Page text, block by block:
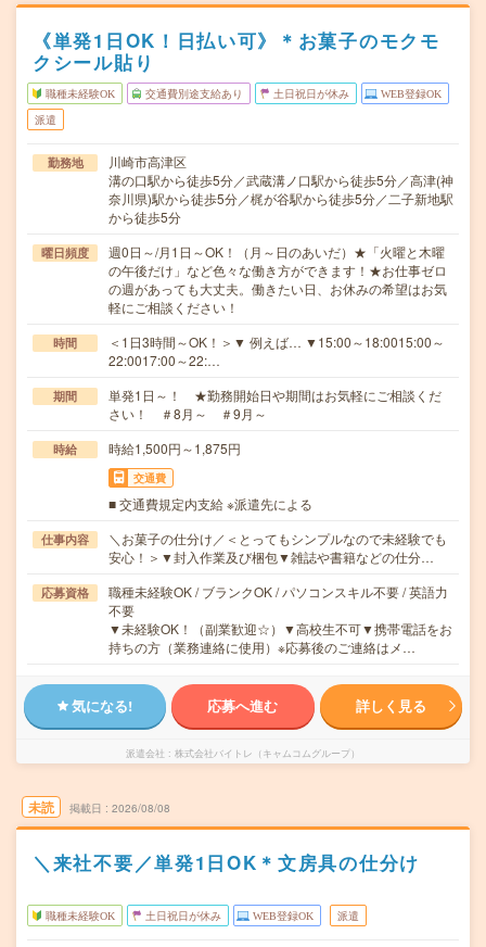
《単発1日OK！日払い可》＊お菓子のモクモ
クシール貼り
職種未経験OK 交通費別途支給あり 土日祝日が休み WEB登録OK
派遣
勤務地
川崎市高津区
溝の口駅から徒歩5分／武蔵溝ノ口駅から徒歩5分／高津(神
奈川県)駅から徒歩5分／梶が谷駅から徒歩5分／二子新地駅
から徒歩5分
曜日頻度
週0日～/月1日～OK！（月～日のあいだ）★「火曜と木曜
の午後だけ」など色々な働き方ができます！★お仕事ゼロ
の週があっても大丈夫。働きたい日、お休みの希望はお気
軽にご相談ください！
時間
＜1日3時間～OK！＞▼ 例えば… ▼15:00～18:0015:00～
22:0017:00～22:…
期間
単発1日～！ ★勤務開始日や期間はお気軽にご相談くだ
さい！ ＃8月～ ＃9月～
時給 時給1,500円～1,875円
交通費
■ 交通費規定内支給 ※派遣先による
仕事内容
＼お菓子の仕分け／＜とってもシンプルなので未経験でも
安心！＞▼封入作業及び梱包▼雑誌や書籍などの仕分…
応募資格
職種未経験OK / ブランクOK / パソコンスキル不要 / 英語力
不要
▼未経験OK！（副業歓迎☆）▼高校生不可▼携帯電話をお
持ちの方（業務連絡に使用）※応募後のご連絡はメ…
気になる! 応募へ進む 詳しく見る
派遣会社 株式会社バイトレ（キャムコムグループ）
未読 掲載日 2026/08/08
＼来社不要／単発1日OK＊文房具の仕分け
職種未経験OK 土日祝日が休み WEB登録OK 派遣